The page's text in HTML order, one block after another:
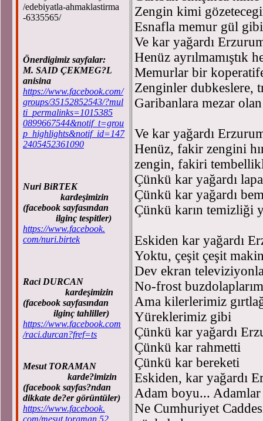
/edebiyatla-ahmaklastirma
-6335565/
Önerdigimiz sayfalar:
M. SAID ÇEKMEG?L
anisina
https://www.facebook.com/
groups/35152852543/?mul
ti_permalinks=1015385
0899667544&notif_t=grou
p_highlights&notif_id=147
2405452361090
Nuri BiRTEK
kardeşimizin
(facebook sayfasından
ilginç tespitler)
https://www.facebook.
com/nuri.birtek
Raci DURCAN
kardeşimizin
(facebook sayfasından
ilginç tahliller)
https://www.facebook.com
/raci.durcan?fref=ts
Mesut TORAMAN
karde?imizin
(facebook sayfas?ndan
dikkate de?er görüntüler)
https://www.facebook.
com/mesut.toraman.52
Zengin kimi
Esnafla memur gül
Ve kar yağardı
Henüz ayrılmamıştık
Memurlar bir
Zenginler dubkeslere,
Garibanlara mezar
Ve kar yağardı
Henüz, fakir zengini
zengin, fakiri
Çünkü kar yağardı
Çünkü kar yağardı
Çünkü karın temizliği
Eskiden kar yağardı
Yoktu, çeşit çeşit
Dev ekran
No-frost
Ama kilerlerimiz
Yüreklerimiz gibi
Çünkü kar yağardı
Çünkü kar rahmetti
Çünkü kar bereketi
Eskiden, kar yağardı
Adam boyu... Adamlar
Ne Cumhuriyet